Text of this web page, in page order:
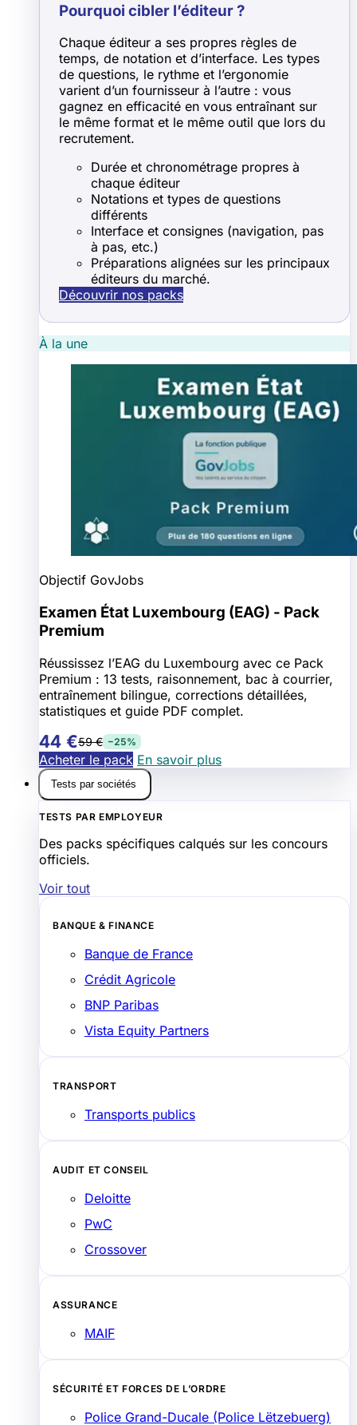
Pourquoi cibler l’éditeur ?
Chaque éditeur a ses propres règles de
temps, de notation et d’interface. Les types
de questions, le rythme et l’ergonomie
varient d’un fournisseur à l’autre : vous
gagnez en efficacité en vous entraînant sur
le même format et le même outil que lors du
recrutement.
Durée et chronométrage propres à
chaque éditeur
Notations et types de questions
différents
Interface et consignes (navigation, pas
à pas, etc.)
Préparations alignées sur les principaux
éditeurs du marché.
Découvrir nos packs
À la une
Objectif GovJobs
Examen État Luxembourg (EAG) - Pack
Premium
Réussissez l’EAG du Luxembourg avec ce Pack
Premium : 13 tests, raisonnement, bac à courrier,
entraînement bilingue, corrections détaillées,
statistiques et guide PDF complet.
44 €59 € −25%
Acheter le pack En savoir plus
Tests par sociétés
TESTS PAR EMPLOYEUR
Des packs spécifiques calqués sur les concours
officiels.
Voir tout
BANQUE & FINANCE
Banque de France
Crédit Agricole
BNP Paribas
Vista Equity Partners
TRANSPORT
Transports publics
AUDIT ET CONSEIL
Deloitte
PwC
Crossover
ASSURANCE
MAIF
SÉCURITÉ ET FORCES DE L’ORDRE
Police Grand-Ducale (Police Lëtzebuerg)